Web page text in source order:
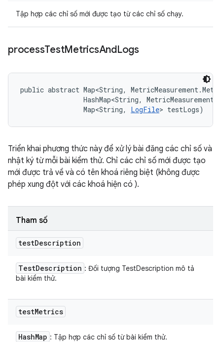
Tập hợp các chỉ số mới được tạo từ các chỉ số chạy.
processTestMetricsAndLogs
public abstract Map<String,
HashMap<String,
                Map<String,
LogFile> testLogs)
Triển khai phương thức này để xử lý bài đăng các chỉ số và
nhật ký từ mỗi bài kiểm thử. Chỉ các chỉ số mới được tạo
mới được trả về và có tên khoá riêng biệt (không được
phép xung đột với các khoá hiện có ).
Tham số
testDescription
TestDescription : Đối tượng TestDescription mô tả
bài kiểm thử.
testMetrics
HashMap : Tập hợp các chỉ số từ bài kiểm thử.